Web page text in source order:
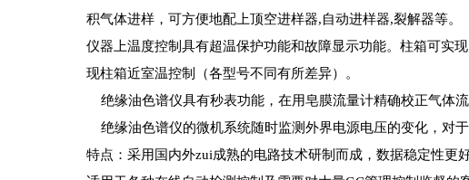
积气体进样，可方便地配上顶空进样器,自动进样器,裂解器等。
仪器上温度控制具有超温保护功能和故障显示功能。柱箱可实
现柱箱近室温控制（各型号不同有所差异）。
绝缘油色谱仪具有秒表功能，在用皂膜流量计精确校正气体
绝缘油色谱仪的微机系统随时监测外界电源电压的变化，对
特点：采用国内外zui成熟的电路技术研制而成，数据稳定性更